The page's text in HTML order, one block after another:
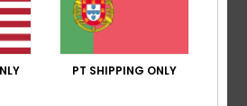
qualidade/preço
PT SHIPPING ONLY